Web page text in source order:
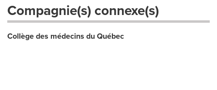
Compagnie(s) connexe(s)
Collège des médecins du Québec